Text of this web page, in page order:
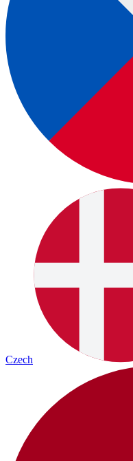
Czech